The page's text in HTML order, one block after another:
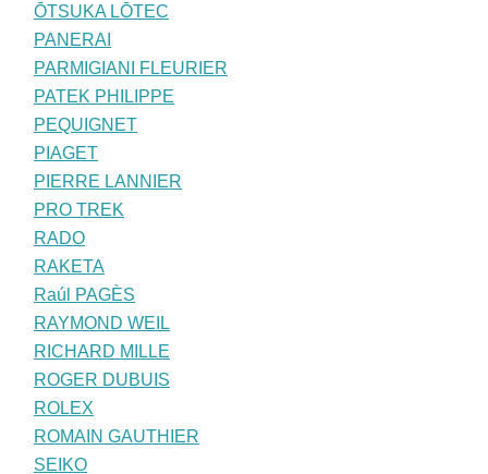
ŌTSUKA LŌTEC
PANERAI
PARMIGIANI FLEURIER
PATEK PHILIPPE
PEQUIGNET
PIAGET
PIERRE LANNIER
PRO TREK
RADO
RAKETA
Raúl PAGÈS
RAYMOND WEIL
RICHARD MILLE
ROGER DUBUIS
ROLEX
ROMAIN GAUTHIER
SEIKO